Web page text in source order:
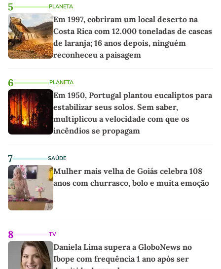
5 PLANETA
Em 1997, cobriram um local deserto na
Costa Rica com 12.000 toneladas de cascas
de laranja; 16 anos depois, ninguém
reconheceu a paisagem
6 PLANETA
Em 1950, Portugal plantou eucaliptos para
estabilizar seus solos. Sem saber,
multiplicou a velocidade com que os
incêndios se propagam
7 SAÚDE
Mulher mais velha de Goiás celebra 108
anos com churrasco, bolo e muita emoção
8 TV
Daniela Lima supera a GloboNews no
Ibope com frequência 1 ano após ser